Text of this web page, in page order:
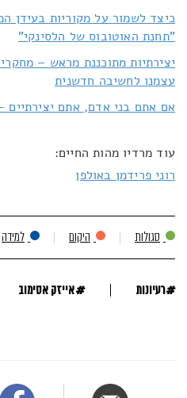
כיצד לשמור על מקוריות בעידן
"תחנת האוטובוס של הלסינקי"
יצירתיות מתוכננת מראש –
עצמנו לחשיבה חדשנית
אם אתם בני אדם, אתם יצירתיים
עוד מרדיו מהות החיים:
רוני פרידמן באולפן
סגולות היקום למידה
#רעיונות #אייזק אסימוב